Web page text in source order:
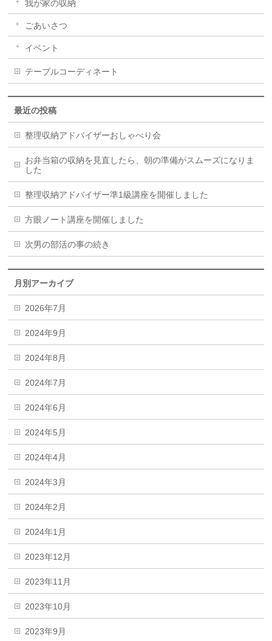
我が家の収納
ごあいさつ
イベント
テーブルコーディネート
最近の投稿
整理収納アドバイザーおしゃべり会
お弁当箱の収納を見直したら、朝の準備がスムーズになりま
した
整理収納アドバイザー準1級講座を開催しました
方眼ノート講座を開催しました
次男の部活の事の続き
月別アーカイブ
2026年7月
2024年9月
2024年8月
2024年7月
2024年6月
2024年5月
2024年4月
2024年3月
2024年2月
2024年1月
2023年12月
2023年11月
2023年10月
2023年9月